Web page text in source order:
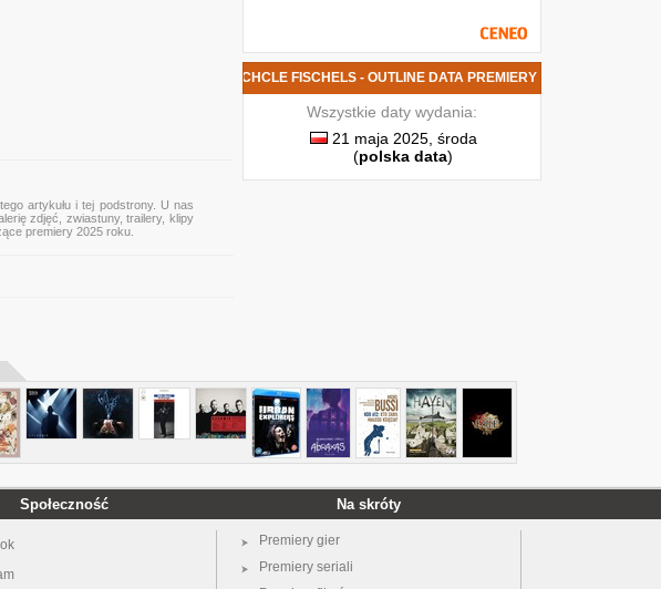
artykułu i tej podstrony. U nas
zdjęć, zwiastuny, trailery, klipy
premiery 2025 roku.
NOWA KSIĄŻKA MICHCLE FISCHELS - OUTLINE DATA PREMIERY
Wszystkie daty wydania:
21 maja 2025, środa
(polska data)
Społeczność Na skróty
Premiery gier
Premiery seriali